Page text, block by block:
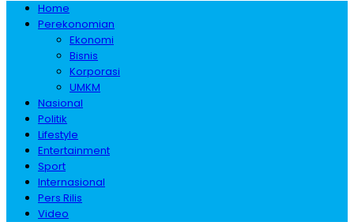
Home
Perekonomian
Ekonomi
Bisnis
Korporasi
UMKM
Nasional
Politik
Lifestyle
Entertainment
Sport
Internasional
Pers Rilis
Video